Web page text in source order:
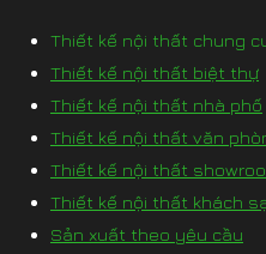
Thiết kế nội thất chung
Thiết kế nội thất biệt thự
Thiết kế nội thất nhà phố
Thiết kế nội thất văn
Thiết kế nội thất
Thiết kế nội thất khách
Sản xuất theo yêu cầu